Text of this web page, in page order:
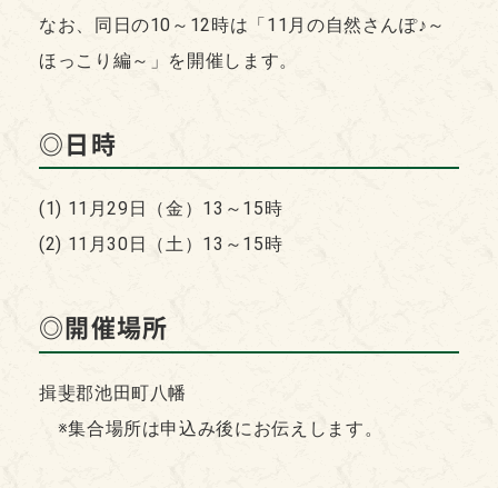
なお、同日の10～12時は「11月の自然さんぽ♪～
ほっこり編～」を開催します。
◎日時
(1) 11月29日（金）13～15時
(2) 11月30日（土）13～15時
◎開催場所
揖斐郡池田町八幡
※集合場所は申込み後にお伝えします。